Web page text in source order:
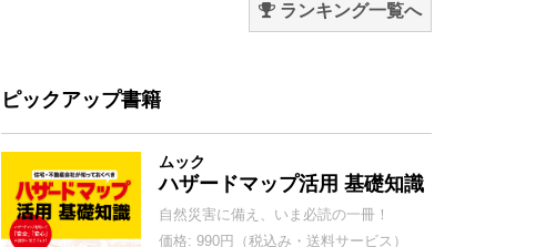
ランキング一覧へ
ピックアップ書籍
ムック
ハザードマップ活用 基礎知識
自然災害に備え、いま必読の一冊！
価格: 990円（税込み・送料サービス）